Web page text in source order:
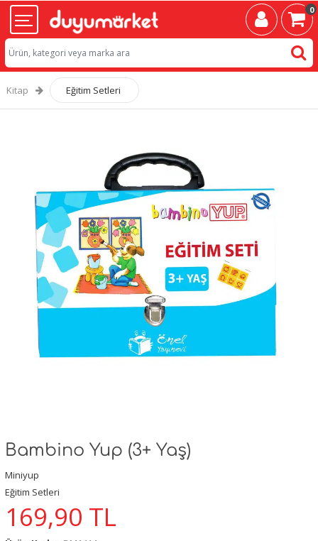
0
Kitap Eğitim Setleri
Bambino Yup (3+ Yaş)
Miniyup
Eğitim Setleri
169,90 TL